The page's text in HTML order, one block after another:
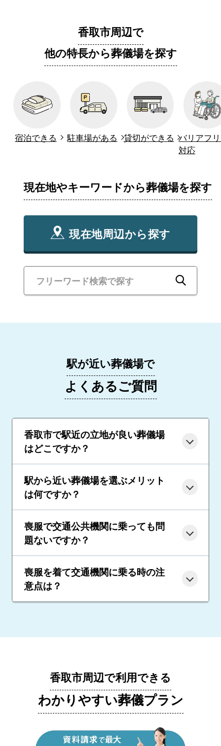
香取市周辺で
他の特長から葬儀場を探す
宿泊できる 駐車場がある 貸切ができる バリアフ
対応
現在地やキーワードから葬儀場を探す
現在地周辺から探す
駅が近い葬儀場で
よくあるご質問
香取市で駅近の立地が良い葬儀場
はどこですか？
駅から近い葬儀場を選ぶメリット
は何ですか？
喪服で交通公共機関に乗っても問
題ないですか？
喪服を着て交通機関に乗る時の注
意点は？
香取市周辺で利用できる
わかりやすい葬儀プラン